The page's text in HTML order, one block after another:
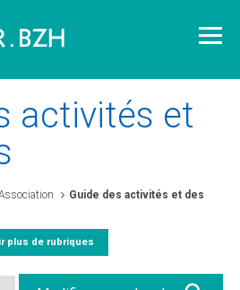
activités et
Guide des activités et des
plus de rubriques